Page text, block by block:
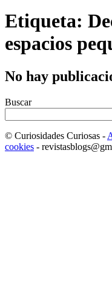
Etiqueta:
espacios
No hay
Buscar
© Curiosidades Curiosas -
cookies -